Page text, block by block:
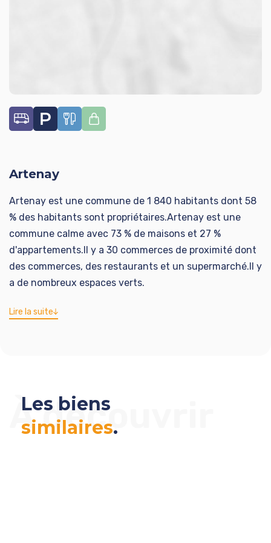
Artenay
Artenay est une commune de 1 840 habitants dont 58
% des habitants sont propriétaires.Artenay est une
commune calme avec 73 % de maisons et 27 %
d'appartements.Il y a 30 commerces de proximité dont
des commerces, des restaurants et un supermarché.Il y
a de nombreux espaces verts.
Lire la suite
À découvrir
Les biens
similaires.